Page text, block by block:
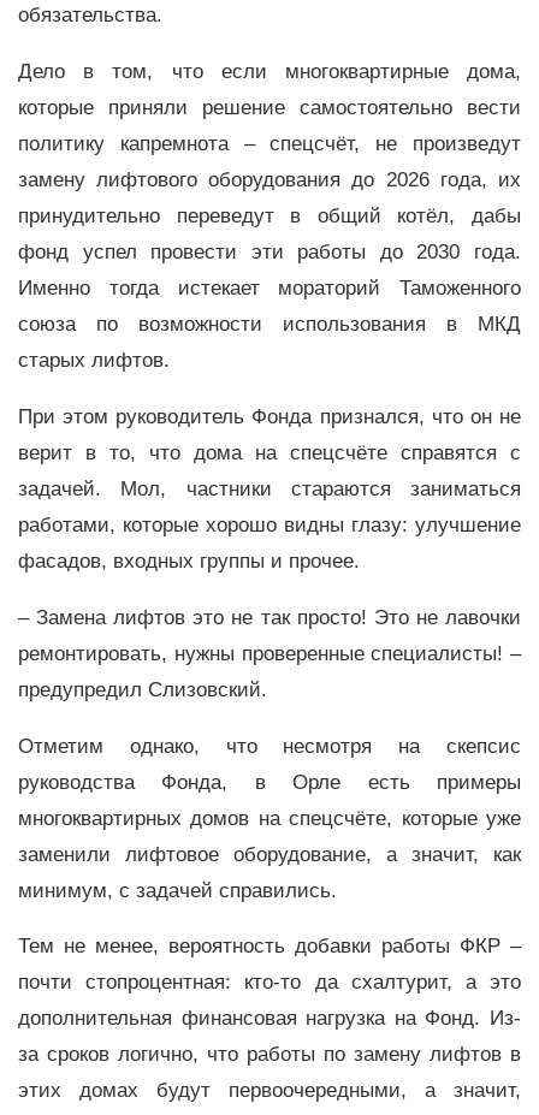
обязательства.
Дело в том, что если многоквартирные дома,
которые приняли решение самостоятельно вести
политику капремнота – спецсчёт, не произведут
замену лифтового оборудования до 2026 года, их
принудительно переведут в общий котёл, дабы
фонд успел провести эти работы до 2030 года.
Именно тогда истекает мораторий Таможенного
союза по возможности использования в МКД
старых лифтов.
При этом руководитель Фонда признался, что он не
верит в то, что дома на спецсчёте справятся с
задачей. Мол, частники стараются заниматься
работами, которые хорошо видны глазу: улучшение
фасадов, входных группы и прочее.
– Замена лифтов это не так просто! Это не лавочки
ремонтировать, нужны проверенные специалисты! –
предупредил Слизовский.
Отметим однако, что несмотря на скепсис
руководства Фонда, в Орле есть примеры
многоквартирных домов на спецсчёте, которые уже
заменили лифтовое оборудование, а значит, как
минимум, с задачей справились.
Тем не менее, вероятность добавки работы ФКР –
почти стопроцентная: кто-то да схалтурит, а это
дополнительная финансовая нагрузка на Фонд. Из-
за сроков логично, что работы по замену лифтов в
этих домах будут первоочередными, а значит,